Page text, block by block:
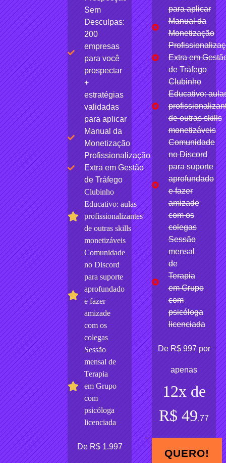
Sem
Desculpas:
200
empresas
para você
prospectar
+
estratégias
validadas
para aplicar
Manual da
Monetização
Profissionalização
Extra em Gestão
de Tráfego
Clubinho
Educativo: aulas
profissionalizantes
de outras skills
monetizáveis
Comunidade
no Discord
para suporte
aprofundado
e fazer
amizade
com os
colegas
Sessão
mensal de
Terapia
em Grupo
com
psicóloga
licenciada
De R$ 1.997
para aplicar
Manual da
Monetização
Extra em
de Tráfego
Clubinho
Educativo:
de outras skills
monetizáveis
Comunidade
no Discord
para suporte
aprofundado
e fazer
amizade
com os
colegas
Sessão
mensal
de
Terapia
em Grupo
com
psicóloga
licenciada
De R$ 997 por
apenas
12x de
R$ 49,77
QUERO!